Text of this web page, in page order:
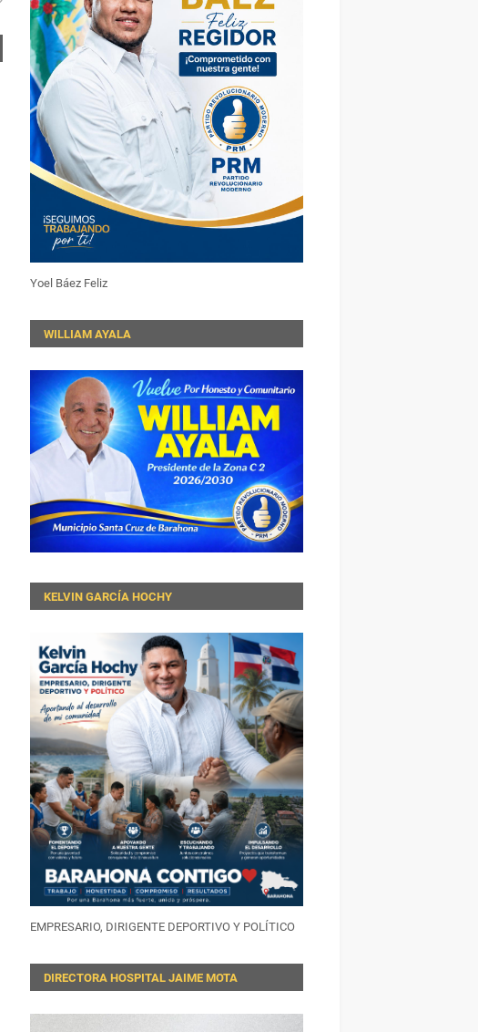
Yoel Báez Feliz
WILLIAM AYALA
KELVIN GARCÍA HOCHY
EMPRESARIO, DIRIGENTE DEPORTIVO Y POLÍTICO
DIRECTORA HOSPITAL JAIME MOTA